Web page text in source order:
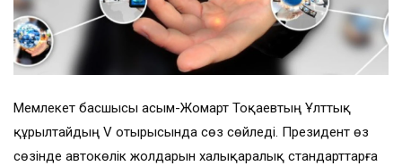
Мемлекет басшысы Қасым-Жомарт Тоқаевтың Ұлттық
құрылтайдың V отырысында сөз сөйледі. Президент өз
сөзінде автокөлік жолдарын халықаралық стандарттарға